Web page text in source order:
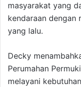
masyarakat yang
kendaraan dengan
yang lalu.
Decky
Perumahan
melayani